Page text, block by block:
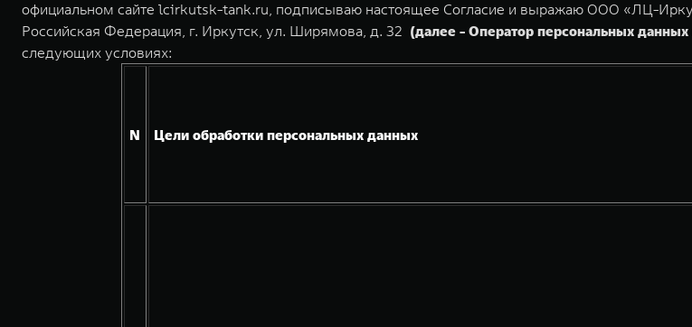
официальном сайте lcirkutsk-tank.ru, подписываю настоящее Согласие и выражаю ООО «ЛЦ-
Российская Федерация, г. Иркутск, ул. Ширямова, д. 32 (далее - Оператор персональных
следующих условиях:
N Цели обработки персональных данных